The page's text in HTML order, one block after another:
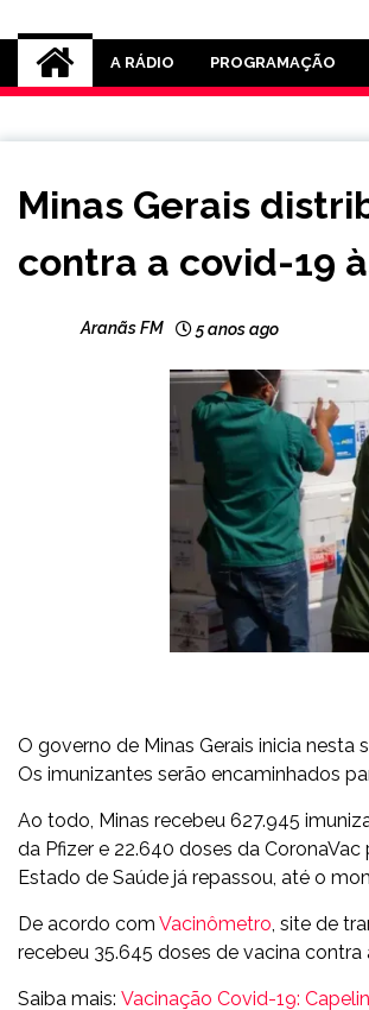
Rádio Aranãs
A RÁDIO PROGRAMAÇÃO
GERAIS
Minas Gerais
contra a covid-19
Aranãs FM 5 anos ago
O governo de Minas Gerais inicia nesta
Os imunizantes serão encaminhados
Ao todo, Minas recebeu 627.945
da Pfizer e 22.640 doses da
Estado de Saúde já repassou, até o
De acordo com Vacinômetro, site de
recebeu 35.645 doses de vacina contra
Saiba mais: Vacinação Covid-19: